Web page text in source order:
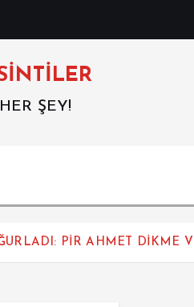
ŞEY!
PİR AHMET DİKME